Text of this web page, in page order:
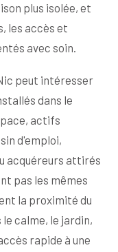
plus isolée, et
les accès et
avec soin.
peut intéresser
dans le
actifs
d'emploi,
acquéreurs attirés
pas les mêmes
la proximité du
calme, le jardin,
rapide à une